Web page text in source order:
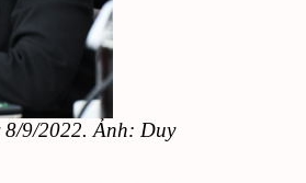
9/2022. Ảnh: Duy